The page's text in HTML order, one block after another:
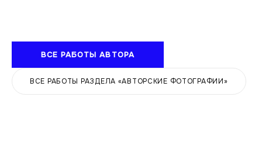
ВСЕ РАБОТЫ АВТОРА
ВСЕ РАБОТЫ РАЗДЕЛА «АВТОРСКИЕ ФОТОГРАФИИ»